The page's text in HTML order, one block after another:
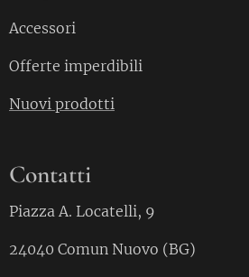
Accessori
Offerte imperdibili
Nuovi prodotti
Contatti
Piazza A. Locatelli, 9
24040 Comun Nuovo (BG)